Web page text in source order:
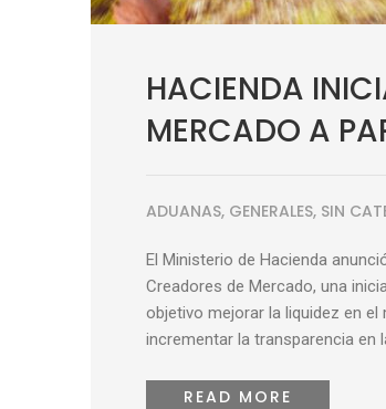
HACIENDA
MERCADO A
ADUANAS, GENERALES, SIN
El Ministerio de Hacienda
Creadores de Mercado, una
objetivo mejorar la liquidez en el
incrementar la transparencia
READ MORE